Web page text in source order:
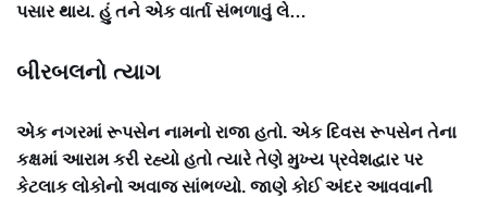
પસાર થાય. હું તને એક વાર્તા સંભળાવું લે…
બીરબલનો ત્યાગ
એક નગરમાં રૂપસેન નામનો રાજા હતો. એક દિવસ રૂપસેન તેના
કક્ષમાં આરામ કરી રહ્યો હતો ત્યારે તેણે મુખ્ય પ્રવેશદ્વાર પર
કેટલાક લોકોનો અવાજ સાંભળ્યો. જાણે કોઈ અંદર આવવાની